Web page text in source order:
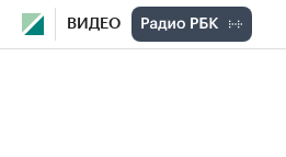
ВИДЕО